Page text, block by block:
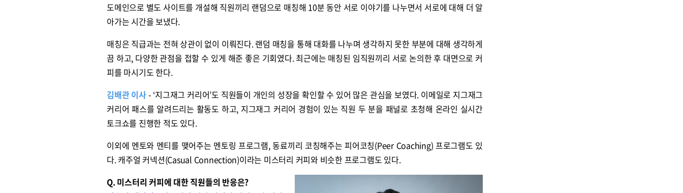
도메인으로 별도 사이트를 개설해 직원끼리 랜덤으로 매칭해 10분 동안 서로 이야기를 나누면서 서로에 대해 더 알
아가는 시간을 보냈다.
매칭은 직급과는 전혀 상관이 없이 이뤄진다. 랜덤 매칭을 통해 대화를 나누며 생각하지 못한 부분에 대해 생각하게
끔 하고, 다양한 관점을 접할 수 있게 해준 좋은 기회였다. 최근에는 매칭된 임직원끼리 서로 논의한 후 대면으로 커
피를 마시기도 한다.
김배관 이사- ‘지그재그 커리어’도 직원들이 개인의 성장을 확인할 수 있어 많은 관심을 보였다. 이메일로 지그재그
커리어 패스를 알려드리는 활동도 하고, 지그재그 커리어 경험이 있는 직원 두 분을 패널로 초청해 온라인 실시간
토크쇼를 진행한 적도 있다.
이외에 멘토와 멘티를 맺어주는 멘토링 프로그램, 동료끼리 코칭해주는 피어코칭(Peer Coaching) 프로그램도 있
다. 캐주얼 커넥션(Casual Connection)이라는 미스터리 커피와 비슷한 프로그램도 있다.
Q. 미스터리 커피에 대한 직원들의 반응은?